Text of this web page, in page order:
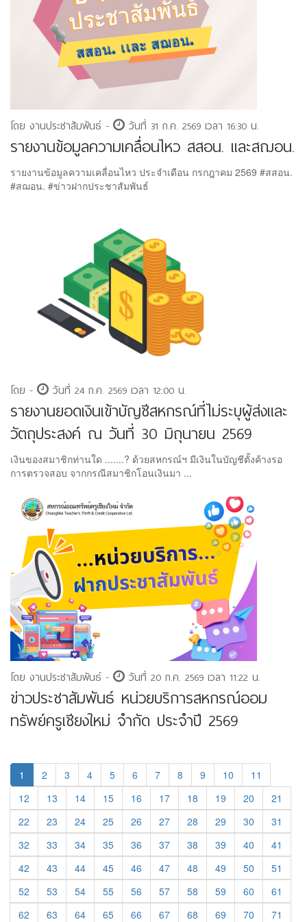
โดย งานประชาสัมพันธ์ - วันที่ 31 ก.ค. 2569 เวลา 16:30 น.
รายงานข้อมูลความเคลื่อนไหว สสอน. เเละสฌอน.
รายงานข้อมูลความเคลื่อนไหว ประจำเดือน กรกฎาคม 2569 #สสอน.
#สฌอน. #ข่าวฝากประชาสัมพันธ์
โดย - วันที่ 24 ก.ค. 2569 เวลา 12:00 น.
รายงานยอดเงินเข้าบัญชีสหกรณ์ที่ไม่ระบุผู้ส่งและ
วัตถุประสงค์ ณ วันที่ 30 มิถุนายน 2569
เงินของสมาชิกท่านใด .......? ด้วยสหกรณ์ฯ มีเงินในบัญชีตั้งค้างรอ
การตรวจสอบ จากกรณีสมาชิกโอนเงินมา ...
โดย งานประชาสัมพันธ์ - วันที่ 20 ก.ค. 2569 เวลา 11:22 น.
ข่าวประชาสัมพันธ์ หน่วยบริการสหกรณ์ออม
ทรัพย์ครูเชียงใหม่ จำกัด ประจำปี 2569
1 2 3 4 5 6 7 8 9 10
11
12
13 14 15 16 17 18 19 20
21
22
23 24 25 26 27 28 29 30
31
32
33 34 35 36 37 38 39 40
41
42
43 44 45 46 47 48 49 50
51
52
53 54 55 56 57 58 59 60
61
62
63 64 65 66 67 68 69 70
71